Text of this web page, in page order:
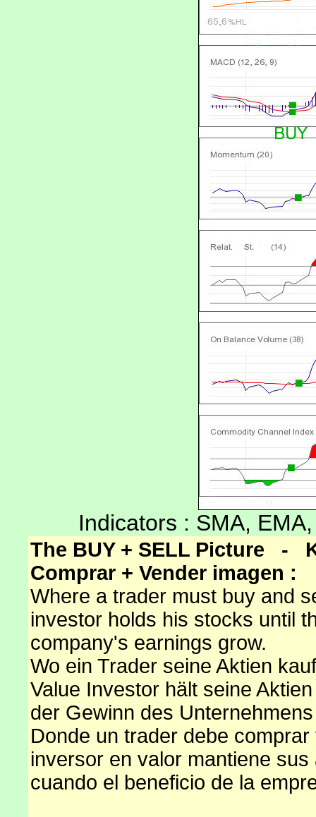
Indicators : SMA,
The BUY + SELL Picture -
Comprar + Vender imagen :
Where a trader must buy and
investor holds his stocks until
company's earnings grow.
Wo ein Trader seine Aktien
Value Investor hält seine
der Gewinn des
Donde un trader debe
inversor en valor mantiene
cuando el beneficio de la